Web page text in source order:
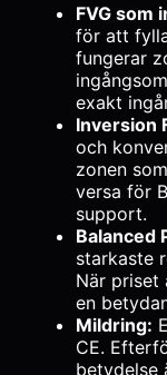
FVG som
för att
fungerar
exakt
Inversion
och
zonen
versa för
support.
Balanced
starkaste
När priset
en
Mildring:
CE.
betydelse